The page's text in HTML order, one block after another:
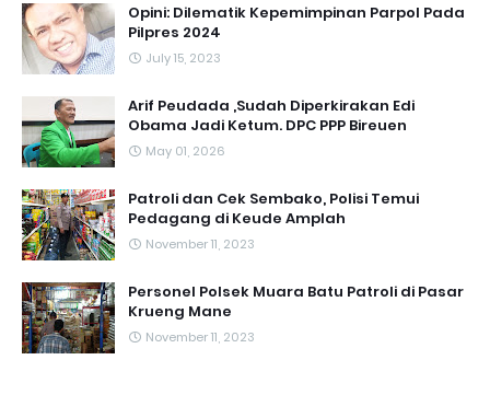
Opini: Dilematik Kepemimpinan Parpol Pada
Pilpres 2024
July 15, 2023
Arif Peudada ,Sudah Diperkirakan Edi
Obama Jadi Ketum. DPC PPP Bireuen
May 01, 2026
Patroli dan Cek Sembako, Polisi Temui
Pedagang di Keude Amplah
November 11, 2023
Personel Polsek Muara Batu Patroli di Pasar
Krueng Mane
November 11, 2023